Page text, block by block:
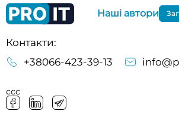
Контакти:
+38066-423-39-13
ссс
Наші автори